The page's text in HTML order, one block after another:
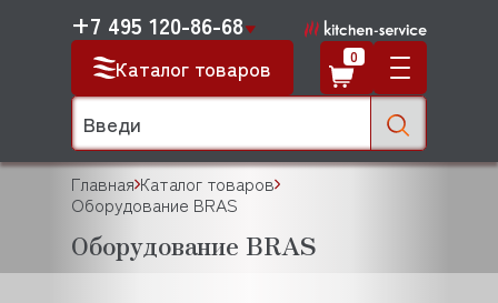
Каталог товаров
+7 495 120-86-68
0
Главная Каталог товаров
Оборудование BRAS
Оборудование BRAS